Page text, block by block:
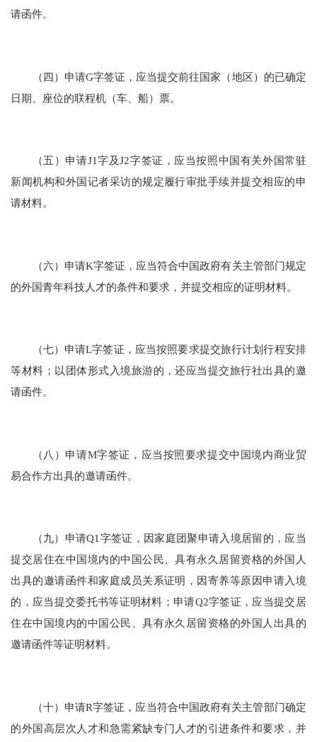
请函件。
（四）申请G字签证，应当提交前往国家（地区）的已确定
日期、座位的联程机（车、船）票。
（五）申请J1字及J2字签证，应当按照中国有关外国常驻
新闻机构和外国记者采访的规定履行审批手续并提交相应的申
请材料。
（六）申请K字签证，应当符合中国政府有关主管部门规定
的外国青年科技人才的条件和要求，并提交相应的证明材料。
（七）申请L字签证，应当按照要求提交旅行计划行程安排
等材料；以团体形式入境旅游的，还应当提交旅行社出具的邀
请函件。
（八）申请M字签证，应当按照要求提交中国境内商业贸
易合作方出具的邀请函件。
（九）申请Q1字签证，因家庭团聚申请入境居留的，应当
提交居住在中国境内的中国公民、具有永久居留资格的外国人
出具的邀请函件和家庭成员关系证明，因寄养等原因申请入境
的，应当提交委托书等证明材料；申请Q2字签证，应当提交居
住在中国境内的中国公民、具有永久居留资格的外国人出具的
邀请函件等证明材料。
（十）申请R字签证，应当符合中国政府有关主管部门确定
的外国高层次人才和急需紧缺专门人才的引进条件和要求，并